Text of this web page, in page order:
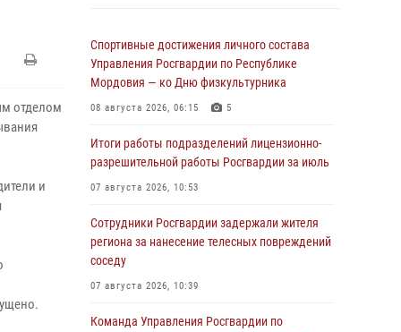
отделом
и
Спортивные достижения личного состава
Управления Росгвардии по Республике
Мордовия — ко Дню физкультурника
08 августа 2026, 06:15 5
Итоги работы подразделений лицензионно-
разрешительной работы Росгвардии за июль
07 августа 2026, 10:53
Сотрудники Росгвардии задержали жителя
региона за нанесение телесных повреждений
соседу
07 августа 2026, 10:39
Команда Управления Росгвардии по